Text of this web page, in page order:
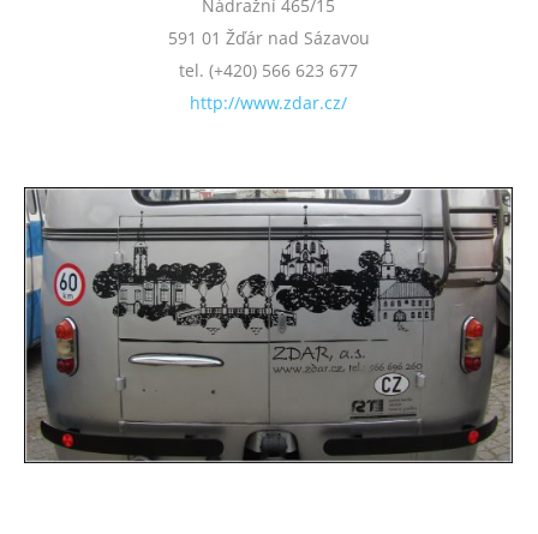
Nádražní 465/15
591 01 Žďár nad Sázavou
tel. (+420) 566 623 677
http://www.zdar.cz/